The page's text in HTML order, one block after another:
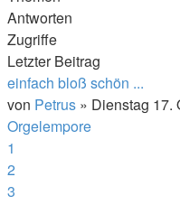
Antworten
Zugriffe
Letzter Beitrag
einfach bloß schön ...
von Petrus » Dienstag 17.
Orgelempore
1
2
3